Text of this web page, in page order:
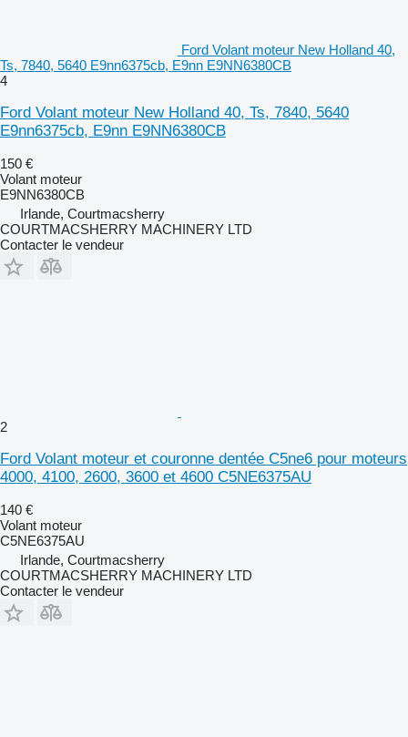
Ford Volant moteur New Holland 40,
Ts, 7840, 5640 E9nn6375cb, E9nn E9NN6380CB
4
Ford Volant moteur New Holland 40, Ts, 7840, 5640
E9nn6375cb, E9nn E9NN6380CB
150 €
Volant moteur
E9NN6380CB
Irlande, Courtmacsherry
COURTMACSHERRY MACHINERY LTD
Contacter le vendeur
2
Ford Volant moteur et couronne dentée C5ne6 pour moteurs
4000, 4100, 2600, 3600 et 4600 C5NE6375AU
140 €
Volant moteur
C5NE6375AU
Irlande, Courtmacsherry
COURTMACSHERRY MACHINERY LTD
Contacter le vendeur